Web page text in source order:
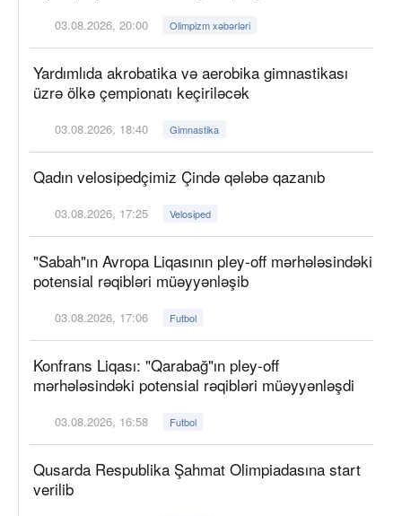
03.08.2026, 20:00 Olimpizm xəbərləri
Yardımlıda akrobatika və aerobika gimnastikası
üzrə ölkə çempionatı keçiriləcək
03.08.2026, 18:40 Gimnastika
Qadın velosipedçimiz Çində qələbə qazanıb
03.08.2026, 17:25 Velosiped
"Sabah"ın Avropa Liqasının pley-off mərhələsindəki
potensial rəqibləri müəyyənləşib
03.08.2026, 17:06 Futbol
Konfrans Liqası: "Qarabağ"ın pley-off
mərhələsindəki potensial rəqibləri müəyyənləşdi
03.08.2026, 16:58 Futbol
Qusarda Respublika Şahmat Olimpiadasına start
verilib